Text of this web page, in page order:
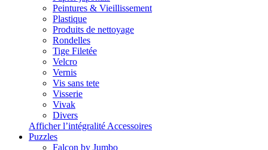
Peintures & Vieillissement
Plastique
Produits de nettoyage
Rondelles
Tige Filetée
Velcro
Vernis
Vis sans tete
Visserie
Vivak
Divers
Afficher l’intégralité Accessoires
Puzzles
Falcon by Jumbo